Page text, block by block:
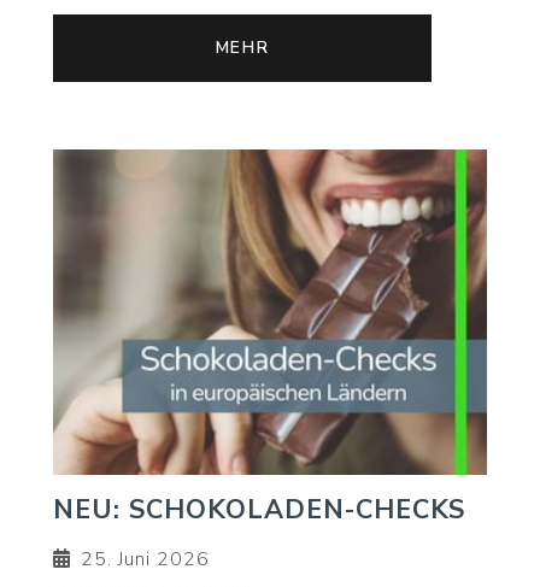
MEHR
NEU: SCHOKOLADEN-CHECKS
25. Juni 2026